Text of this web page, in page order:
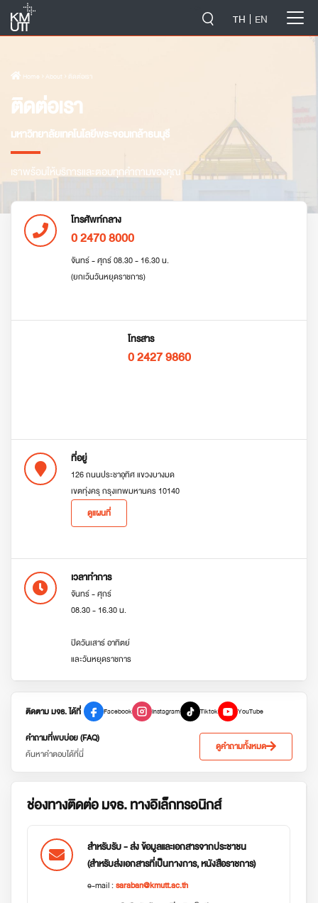
TH EN
Home › About › ติดต่อเรา
ติดต่อเรา
มหาวิทยาลัยเทคโนโลยีพระจอมเกล้าธนบุรี
เราพร้อมให้บริการและตอบทุกคำถามของคุณ
โทรศัพท์กลาง
0 2470 8000
จันทร์ - ศุกร์ 08.30 - 16.30 น.
(ยกเว้นวันหยุดราชการ)
โทรสาร
0 2427 9860
ที่อยู่
126 ถนนประชาอุทิศ แขวงบางมด
เขตทุ่งครุ กรุงเทพมหานคร 10140
ดูแผนที่
เวลาทำการ
จันทร์ - ศุกร์
08.30 - 16.30 น.
ปิดวันเสาร์ อาทิตย์
และวันหยุดราชการ
ติดตาม มจธ. ได้ที่ Facebook Instagram Tiktok YouTube
คำถามที่พบบ่อย (FAQ)
ค้นหาคำตอบได้ที่นี่
ดูคำถามทั้งหมด
ช่องทางติดต่อ มจธ. ทางอิเล็กทรอนิกส์
สำหรับรับ - ส่ง ข้อมูลและเอกสารจากประชาชน
(สำหรับส่งเอกสารที่เป็นทางการ, หนังสือราชการ)
e-mail :saraban@kmutt.ac.th